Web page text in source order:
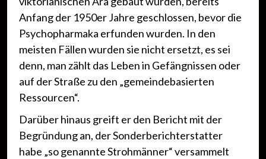
Anfang der 1950er Jahre geschlossen, bevor die
Psychopharmaka erfunden wurden. In den
meisten Fällen wurden sie nicht ersetzt, es sei
denn, man zählt das Leben in Gefängnissen oder
auf der Straße zu den „gemeindebasierten
Ressourcen“.
Darüber hinaus greift er den Bericht mit der
Begründung an, der Sonderberichterstatter
habe „so genannte Strohmänner“ versammelt